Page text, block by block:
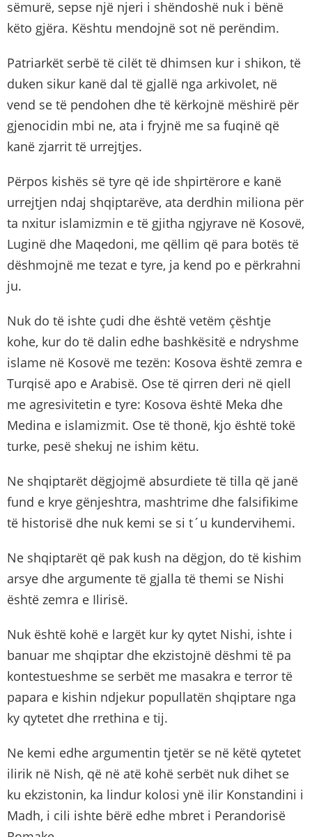
sëmurë, sepse një njeri i shëndoshë nuk i bënë
këto gjëra. Kështu mendojnë sot në perëndim.
Patriarkët serbë të cilët të dhimsen kur i shikon, të
duken sikur kanë dal të gjallë nga arkivolet, në
vend se të pendohen dhe të kërkojnë mëshirë për
gjenocidin mbi ne, ata i fryjnë me sa fuqinë që
kanë zjarrit të urrejtjes.
Përpos kishës së tyre që ide shpirtërore e kanë
urrejtjen ndaj shqiptarëve, ata derdhin miliona për
ta nxitur islamizmin e të gjitha ngjyrave në Kosovë,
Luginë dhe Maqedoni, me qëllim që para botës të
dëshmojnë me tezat e tyre, ja kend po e përkrahni
ju.
Nuk do të ishte çudi dhe është vetëm çështje
kohe, kur do të dalin edhe bashkësitë e ndryshme
islame në Kosovë me tezën: Kosova është zemra e
Turqisë apo e Arabisë. Ose të qirren deri në qiell
me agresivitetin e tyre: Kosova është Meka dhe
Medina e islamizmit. Ose të thonë, kjo është tokë
turke, pesë shekuj ne ishim këtu.
Ne shqiptarët dëgjojmë absurdiete të tilla që janë
fund e krye gënjeshtra, mashtrime dhe falsifikime
të historisë dhe nuk kemi se si t´u kundervihemi.
Ne shqiptarët që pak kush na dëgjon, do të kishim
arsye dhe argumente të gjalla të themi se Nishi
është zemra e Ilirisë.
Nuk është kohë e largët kur ky qytet Nishi, ishte i
banuar me shqiptar dhe ekzistojnë dëshmi të pa
kontestueshme se serbët me masakra e terror të
papara e kishin ndjekur popullatën shqiptare nga
ky qytetet dhe rrethina e tij.
Ne kemi edhe argumentin tjetër se në këtë qytetet
ilirik në Nish, që në atë kohë serbët nuk dihet se
ku ekzistonin, ka lindur kolosi ynë ilir Konstandini i
Madh, i cili ishte bërë edhe mbret i Perandorisë